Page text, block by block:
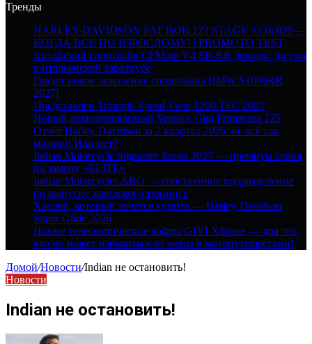
Тренды
HARLEY-DAVIDSON FAT BOB 122 STAGE 3 ОБЗОР—
КОГДА ВСЕ ПО ВЗРОСЛОМУ! | PROMOTO TEST
Китайский спортбайк CFMoto V4 SR-RR доводят до ума
в итальянской аэротрубе
Грядет новое поколение спортбайка BMW S1000RR
2027!
Представлен Triumph Speed Twin 1200 TFC 2027
Новый лимитированный Vespa x Gigi Primavera 125
Отчёт Harley-Davidson за 2 квартал 2026: не всё так
мрачно! Или нет?
Indian Motorcycle Signature Series 2027 — премиум серия
на замену «ELITE»
Indian Motorcycles ARO — собственное подразделение
по выпуску заводского тюнинга
Харлей, который хочется купить — Harley-Davidson
Super Glide 2026
Новые телескопические кофры GIVI XSpace — для тех,
кто не может избавиться от жены в мотопутешествии!
Домой/Новости/Indian не остановить!
Новости
Indian не остановить!